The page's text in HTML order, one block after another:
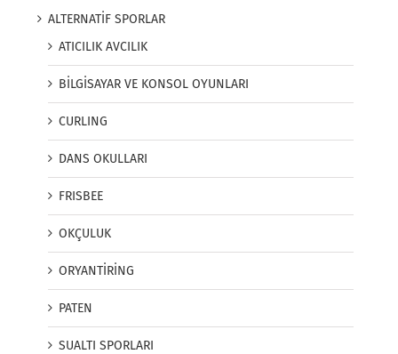
ALTERNATİF SPORLAR
ATICILIK AVCILIK
BİLGİSAYAR VE KONSOL OYUNLARI
CURLING
DANS OKULLARI
FRISBEE
OKÇULUK
ORYANTİRİNG
PATEN
SUALTI SPORLARI